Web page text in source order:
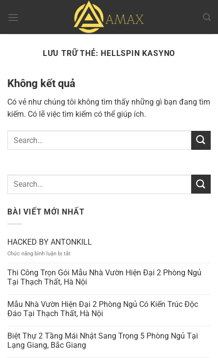
đến
LƯU TRỮ THẺ: HELLSPIN KASYNO
Không kết quả
Có vẻ như chúng tôi không tìm thấy những gì bạn đang tìm
kiếm. Có lẽ việc tìm kiếm có thể giúp ích.
BÀI VIẾT MỚI NHẤT
HACKED BY ANTONKILL
Chức năng bình luận bị tắt
BY
ANTONKILL
Thi Công Trọn Gói Mẫu Nhà Vườn Hiện Đại 2 Phòng Ngủ
Tại Thạch Thất, Hà Nội
Mẫu Nhà Vườn Hiện Đại 2 Phòng Ngủ Có Kiến Trúc Độc
Đáo Tại Thạch Thất, Hà Nội
Biệt Thự 2 Tầng Mái Nhật Sang Trọng 5 Phòng Ngủ Tại
Lạng Giang, Bắc Giang